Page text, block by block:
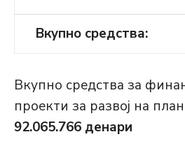
Вкупно средства:
Вкупно средства за
проекти за развој на
92.065.766 денари